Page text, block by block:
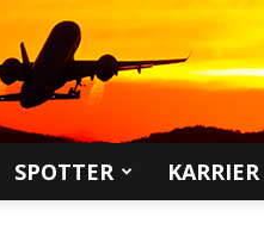
SPOTTER KARRIER